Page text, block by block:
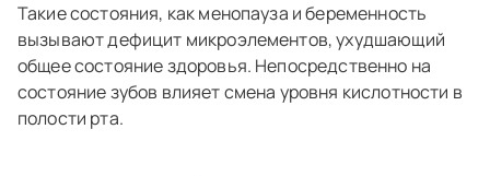
Такие состояния, как менопауза и беременность
вызывают дефицит микроэлементов, ухудшающий
общее состояние здоровья. Непосредственно на
состояние зубов влияет смена уровня кислотности в
полости рта.